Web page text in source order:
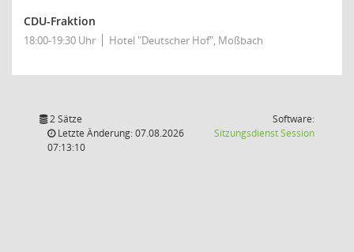
CDU-Fraktion
18:00-19:30 Uhr Hotel "Deutscher Hof", Moßbach
2 Sätze
Letzte Änderung: 07.08.2026
07:13:10
Software:
SitzungsdienstSession(Wird in